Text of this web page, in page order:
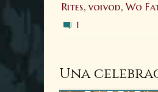
Rites, voivod, Wo
1
Una